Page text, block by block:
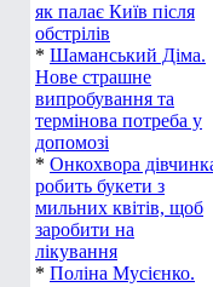
як палає Київ після
обстрілів
* Шаманський Діма.
Нове страшне
випробування та
термінова потреба у
допомозі
* Онкохвора
робить букети з
мильних квітів, щоб
заробити на
лікування
* Поліна Мусієнко.